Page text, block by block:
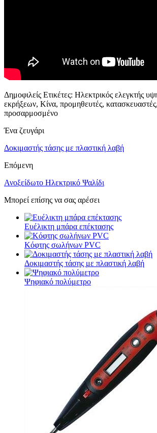
Δημοφιλείς Ετικέτες: Ηλεκτρικός ελεγκτής
εκρήξεων, Κίνα, προμηθευτές,
προσαρμοσμένο
Ένα ζευγάρι
Δοκιμαστής τάσης με πλαστική λαβή
Επόμενη
Ανοξείδωτο Ηλεκτρικό Ψαλίδι
Μπορεί επίσης να σας αρέσει
Ευέλικτη μπάρα επέκτασης
Κόφτης σωλήνων PVC
Δοκιμαστής τάσης με πλαστική λαβή
Ψηφιακό πολύμετρο